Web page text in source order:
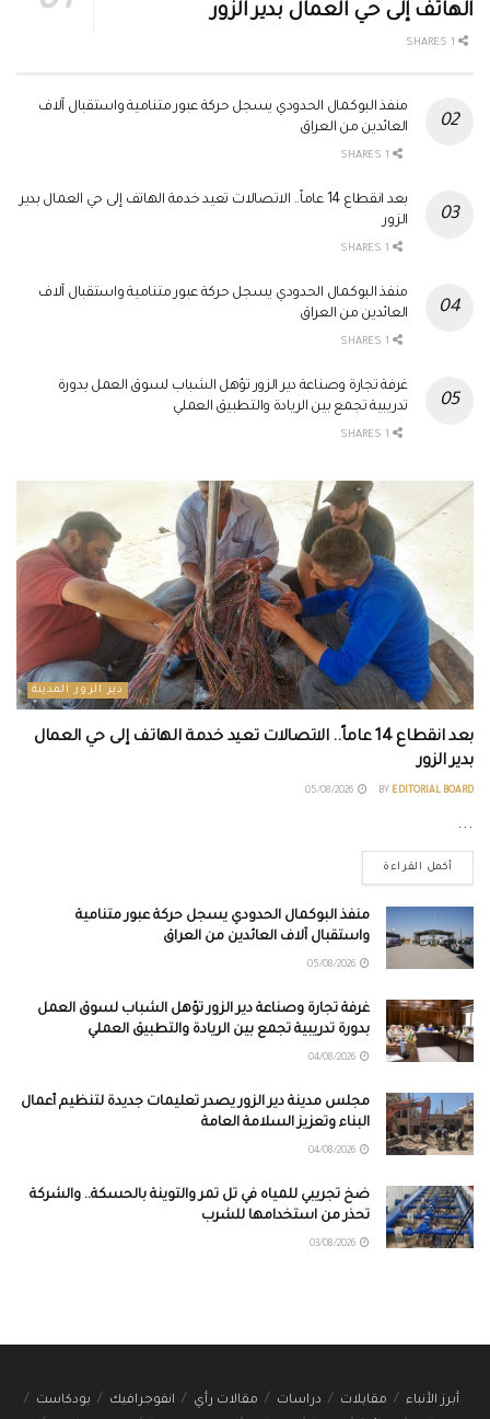
الهاتف إلى حي العمال بدير الزور
منفذ البوكمال الحدودي يسجل حركة عبور متنامية واستقبال آلاف
العائدين من العراق
بعد انقطاع 14 عاماً.. الاتصالات تعيد خدمة الهاتف إلى حي العمال بدير
الزور
منفذ البوكمال الحدودي يسجل حركة عبور متنامية واستقبال آلاف
العائدين من العراق
غرفة تجارة وصناعة دير الزور تؤهل الشباب لسوق العمل بدورة
تدريبية تجمع بين الريادة والتطبيق العملي
دير الزور المدينة
بعد انقطاع 14 عاماً.. الاتصالات تعيد خدمة الهاتف إلى حي العمال
بدير الزور
BY EDITORIAL BOARD
...
أكمل القراءة
منفذ البوكمال الحدودي يسجل حركة عبور متنامية
واستقبال آلاف العائدين من العراق
غرفة تجارة وصناعة دير الزور تؤهل الشباب لسوق العمل
بدورة تدريبية تجمع بين الريادة والتطبيق العملي
مجلس مدينة دير الزور يصدر تعليمات جديدة لتنظيم أعمال
البناء وتعزيز السلامة العامة
ضخ تجريبي للمياه في تل تمر والتوينة بالحسكة.. والشركة
تحذر من استخدامها للشرب
أبرز الأنباء مقابلات دراسات مقالات رأي انفوجرافيك بودكاست